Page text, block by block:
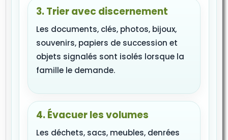
3. Trier avec discernement
Les documents, clés, photos, bijoux,
souvenirs, papiers de succession et
objets signalés sont isolés lorsque la
famille le demande.
4. Évacuer les volumes
Les déchets, sacs, meubles, denrées